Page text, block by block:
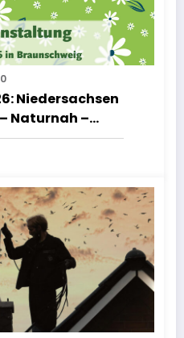
0
Niedersachsen
Naturnah –